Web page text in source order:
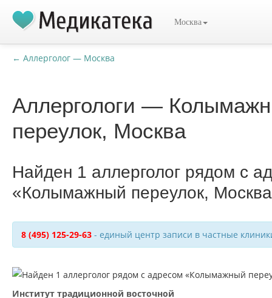
Москва
← Аллерголог — Москва
Аллергологи —
переулок, Москва
Найден 1 аллерголог рядом с
«Колымажный переулок,
8 (495) 125-29-63 - единый центр записи в частные
Институт традиционной восточной